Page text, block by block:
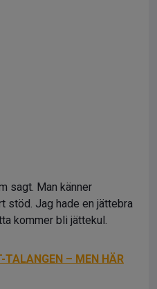
sagt. Man känner
stöd. Jag hade en jättebra
kommer bli jättekul.
TALANGEN – MEN HÄR